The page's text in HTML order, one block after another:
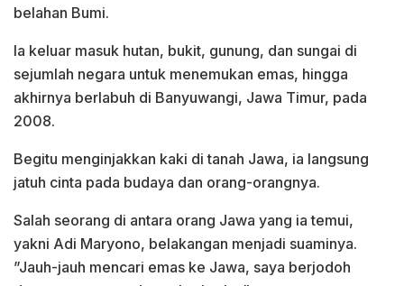
belahan Bumi.
Ia keluar masuk hutan, bukit, gunung, dan sungai di
sejumlah negara untuk menemukan emas, hingga
akhirnya berlabuh di Banyuwangi, Jawa Timur, pada
2008.
Begitu menginjakkan kaki di tanah Jawa, ia langsung
jatuh cinta pada budaya dan orang-orangnya.
Salah seorang di antara orang Jawa yang ia temui,
yakni Adi Maryono, belakangan menjadi suaminya.
”Jauh-jauh mencari emas ke Jawa, saya berjodoh